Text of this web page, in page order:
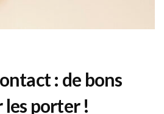
: de bons
les porter !